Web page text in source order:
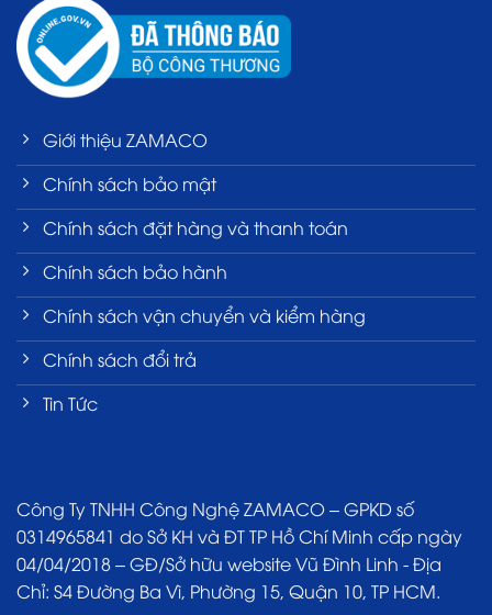
Giới thiệu ZAMACO
Chính sách bảo mật
Chính sách đặt hàng và thanh toán
Chính sách bảo hành
Chính sách vận chuyển và kiểm hàng
Chính sách đổi trả
Tin Tức
Công Ty TNHH Công Nghệ ZAMACO – GPKD số
0314965841 do Sở KH và ĐT TP Hồ Chí Minh cấp ngày
04/04/2018 – GĐ/Sở hữu website Vũ Đình Linh - Địa
Chỉ: S4 Đường Ba Vì, Phường 15, Quận 10, TP HCM.